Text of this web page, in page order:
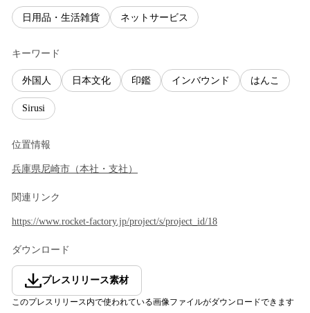
日用品・生活雑貨 ネットサービス
キーワード
外国人 日本文化 印鑑 インバウンド はんこ
Sirusi
位置情報
兵庫県 尼崎市 （本社・支社 ）
関連リンク
https://www.rocket-factory.jp/project/s/project_id/18
ダウンロード
プレスリリース素材
このプレスリリース内で使われている画像ファイルがダウンロードできます